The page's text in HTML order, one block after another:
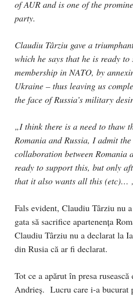
of AUR and is one of the
party.
Claudiu Târziu gave a
which he says that he is ready to
membership in NATO, by
Ukraine – thus leaving us
the face of Russia’s military
„I think there is a need to thaw
Romania and Russia, I admit
collaboration between Romania
ready to support this, but only
that it also wants all this (etc)…
Fals evident, Claudiu Târziu nu
gata să sacrifice apartenența
Claudiu Târziu nu a declarat la
din Rusia că ar fi declarat.
Tot ce a apărut în presa
Andrieș. Lucru care i-a bucurat